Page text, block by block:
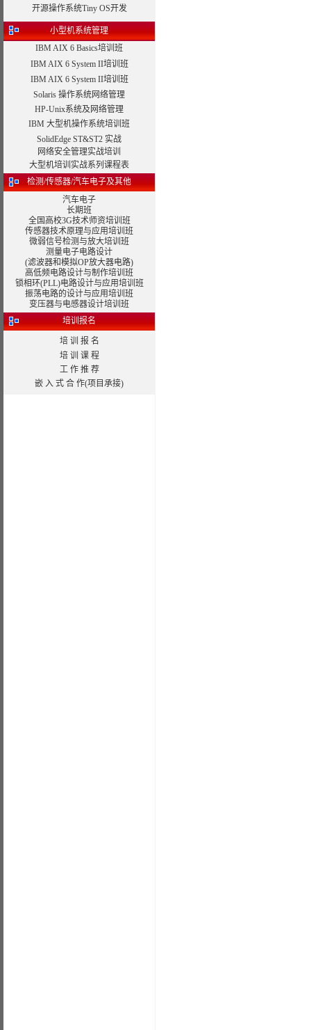
开源操作系统Tiny OS开发
小型机系统管理
IBM AIX 6 Basics培训班
IBM AIX 6 System II培训班
IBM AIX 6 System II培训班
Solaris 操作系统网络管理
HP-Unix系统及网络管理
IBM 大型机操作系统培训班
SolidEdge ST&ST2 实战
网络安全管理实战培训
大型机培训实战系列课程表
检测/传感器/汽车电子及其他
汽车电子
长期班
全国高校3G技术师资培训班
传感器技术原理与应用培训班
微弱信号检测与放大培训班
测量电子电路设计
(滤波器和模拟OP放大器电路)
高低频电路设计与制作培训班
锁相环(PLL)电路设计与应用培训班
振荡电路的设计与应用培训班
变压器与电感器设计培训班
培训报名
培 训 报 名
培 训 课 程
工 作 推 荐
嵌 入 式 合 作(项目承接)